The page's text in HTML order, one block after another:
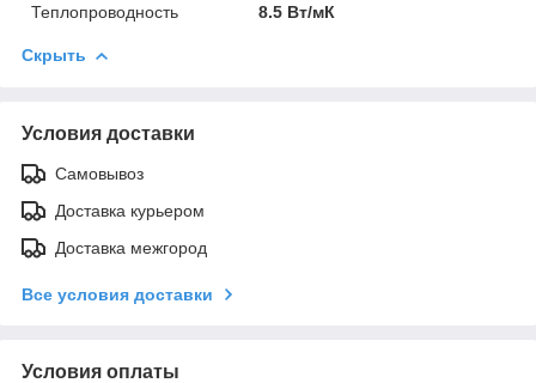
Теплопроводность
8.5 Вт/мК
Скрыть
Условия доставки
Самовывоз
Доставка курьером
Доставка межгород
Все условия доставки
Условия оплаты